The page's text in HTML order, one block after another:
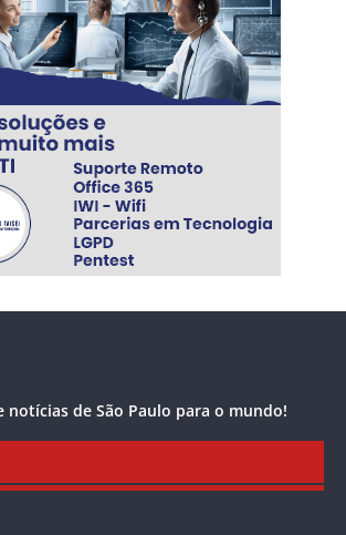
notícias de São Paulo para o mundo!